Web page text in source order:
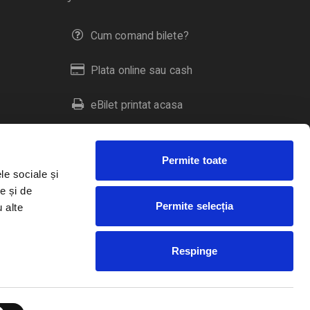
sociale și
și de
alte
Permite toate
Permite selecția
Respinge
Cum comand bilete?
Plata online sau cash
eBilet printat acasa
Livrare prin curier
Duplicare bilete